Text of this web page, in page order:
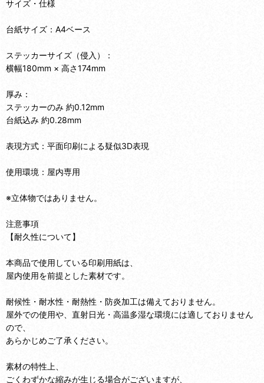
サイズ・仕様
台紙サイズ：A4ベース
ステッカーサイズ（侵入）：
横幅180mm × 高さ174mm
厚み：
ステッカーのみ 約0.12mm
台紙込み 約0.28mm
表現方式：平面印刷による疑似3D表現
使用環境：屋内専用
※立体物ではありません。
注意事項
【耐久性について】
本商品で使用している印刷用紙は、
屋内使用を前提とした素材です。
耐候性・耐水性・耐熱性・防炎加工は備えておりません。
屋外での使用や、直射日光・高温多湿な環境には適しておりません
ので、
あらかじめご了承ください。
素材の特性上、
ごくわずかな縮みが生じる場合がございますが、